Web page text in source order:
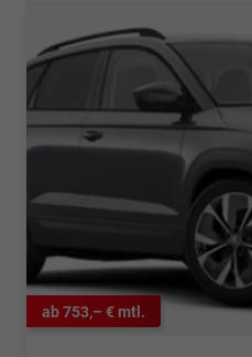
ab 753,– € mtl.